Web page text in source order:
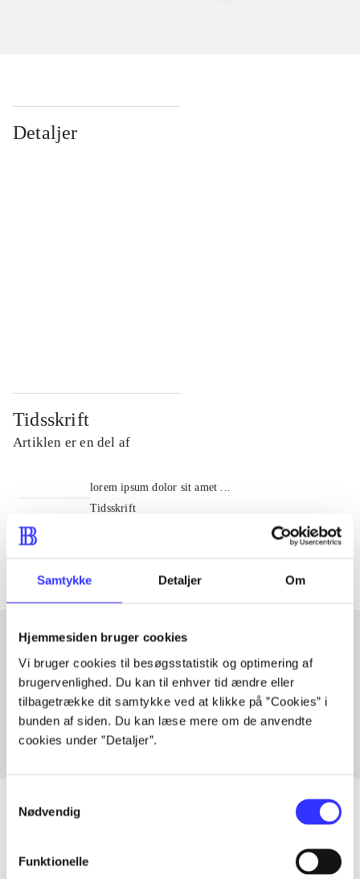
Samtykke Detaljer Om
Hjemmesiden bruger cookies
Vi bruger cookies til besøgsstatistik og optimering af
brugervenlighed. Du kan til enhver tid ændre eller
tilbagetrække dit samtykke ved at klikke på ”Cookies” i
bunden af siden. Du kan læse mere om de anvendte
cookies under ”Detaljer”.
Nødvendig
Funktionelle
Detaljer
Tidsskrift
Artiklen er en del af
lorem ipsum dolor sit amet ...
Tidsskrift
Artiklerne i
Artikler med samme emner
Fra
Artikler